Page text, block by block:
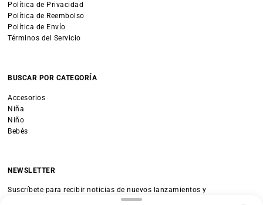
Política de Privacidad
Política de Reembolso
Política de Envío
Términos del Servicio
BUSCAR POR CATEGORÍA
Accesorios
Niña
Niño
Bebés
NEWSLETTER
Suscríbete para recibir noticias de nuevos lanzamientos y